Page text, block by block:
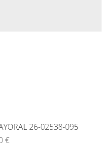
26-02538-095
€